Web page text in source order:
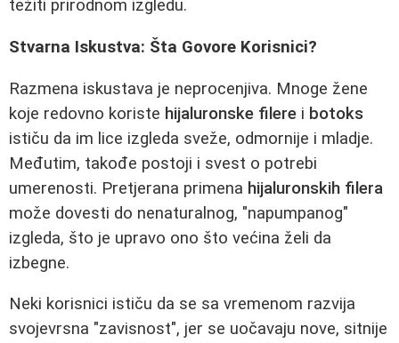
težiti prirodnom izgledu.
Stvarna Iskustva: Šta Govore Korisnici?
Razmena iskustava je neprocenjiva. Mnoge žene
koje redovno koriste hijaluronske filere i botoks
ističu da im lice izgleda sveže, odmornije i mladje.
Međutim, takođe postoji i svest o potrebi
umerenosti. Pretjerana primena hijaluronskih filera
može dovesti do nenaturalnog, "napumpanog"
izgleda, što je upravo ono što većina želi da
izbegne.
Neki korisnici ističu da se sa vremenom razvija
svojevrsna "zavisnost", jer se uočavaju nove, sitnije